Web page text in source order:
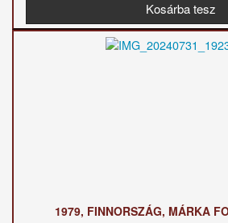
1979, FINNORSZÁG, MÁRKA